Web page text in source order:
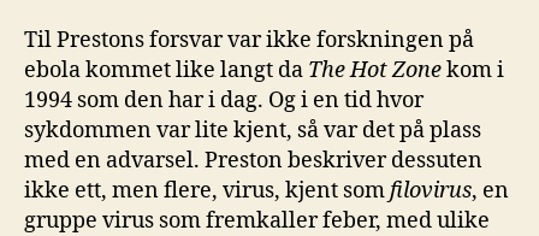
Til Prestons forsvar var ikke forskningen på
ebola kommet like langt da The Hot Zonekom i
1994 som den har i dag. Og i en tid hvor
sykdommen var lite kjent, så var det på plass
med en advarsel. Preston beskriver dessuten
ikke ett, men flere, virus, kjent somfilovirus, en
gruppe virus som fremkaller feber, med ulike